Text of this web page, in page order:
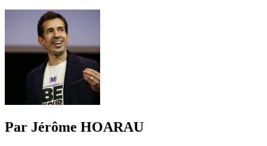
Par Jérôme HOARAU